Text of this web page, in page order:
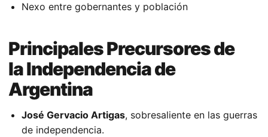
Nexo entre gobernantes y población
Principales Precursores de
la Independencia de
Argentina
José Gervacio Artigas, sobresaliente en las guerras
de independencia.